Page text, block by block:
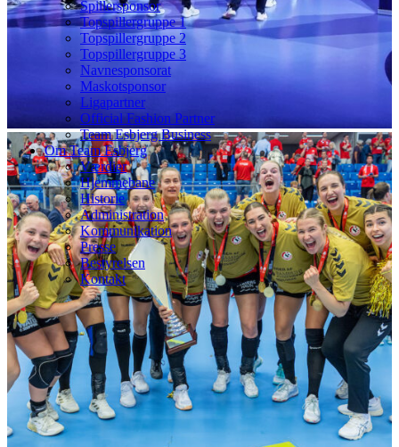
Spillersponsor
Topspillergruppe 1
Topspillergruppe 2
Topspillergruppe 3
Navnesponsorat
Maskotsponsor
Ligapartner
Official Fashion Partner
Team Esbjerg Business
Om Team Esbjerg
Værdier
Hjemmebane
Historie
Administration
Kommunikation
Presse
Bestyrelsen
Kontakt